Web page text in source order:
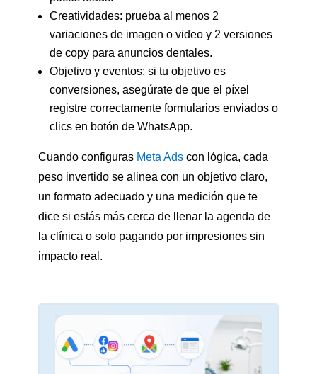
Creatividades: prueba al menos 2
variaciones de imagen o video y 2 versiones
de copy para anuncios dentales.
Objetivo y eventos: si tu objetivo es
conversiones, asegúrate de que el píxel
registre correctamente formularios enviados o
clics en botón de WhatsApp.
Cuando configuras Meta Adscon lógica, cada
peso invertido se alinea con un objetivo claro,
un formato adecuado y una medición que te
dice si estás más cerca de llenar la agenda de
la clínica o solo pagando por impresiones sin
impacto real.